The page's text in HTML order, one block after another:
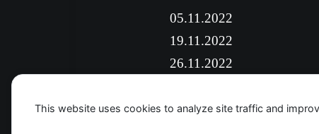
05.11.2022
19.11.2022
26.11.2022
10.12.2022
This website uses cookies to analyze site traffic and